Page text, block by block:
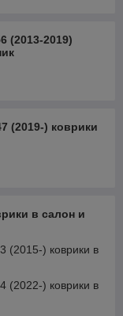
(2013-2019)
(2019-) коврики
в салон и
(2015-) коврики в
(2022-) коврики в